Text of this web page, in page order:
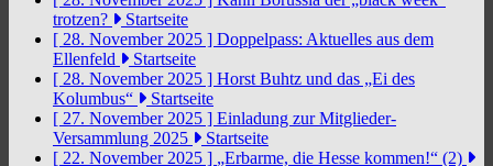
trotzen?
Startseite
[ 28. November 2025 ] Doppelpass: Aktuelles aus dem
Ellenfeld
Startseite
[ 28. November 2025 ] Horst Buhtz und das „Ei des
Kolumbus“
Startseite
[ 27. November 2025 ] Einladung zur Mitglieder-
Versammlung 2025
Startseite
[ 22. November 2025 ] „Erbarme, die Hesse kommen!“ (2)